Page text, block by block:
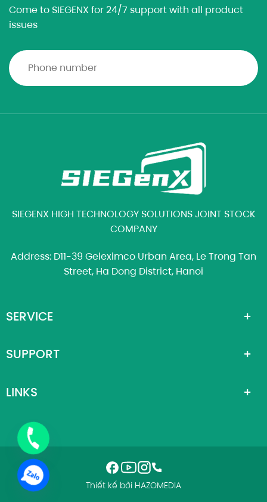
Come to SIEGENX for 24/7 support with all product
issues
SIEGENX HIGH TECHNOLOGY SOLUTIONS JOINT STOCK
COMPANY
Address: D11-39 Geleximco Urban Area, Le Trong Tan
Street, Ha Dong District, Hanoi
SERVICE
SUPPORT
LINKS
Thiết kế bởi HAZOMEDIA